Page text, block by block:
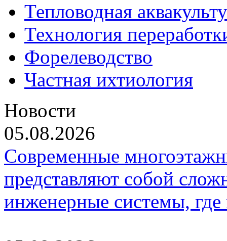
Тепловодная
Технология
Форелеводство
Частная ихтиология
Новости
05.08.2026
Современные
представляют собой
инженерные системы,